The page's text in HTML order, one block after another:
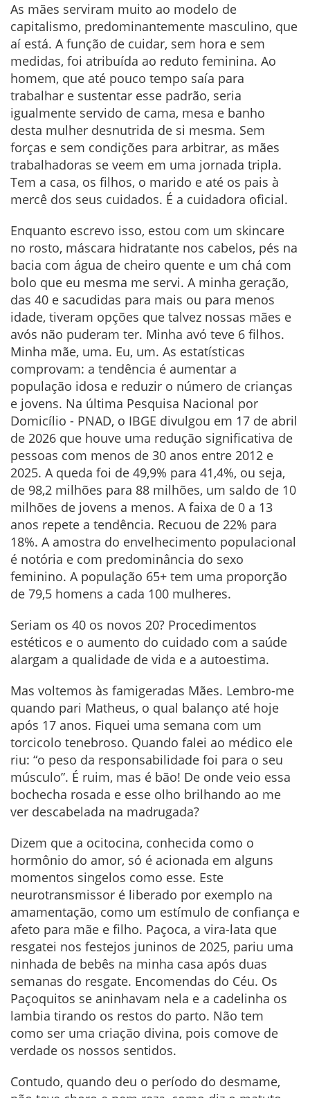
As mães serviram muito ao modelo de
capitalismo, predominantemente masculino, que
aí está. A função de cuidar, sem hora e sem
medidas, foi atribuída ao reduto feminina. Ao
homem, que até pouco tempo saía para
trabalhar e sustentar esse padrão, seria
igualmente servido de cama, mesa e banho
desta mulher desnutrida de si mesma. Sem
forças e sem condições para arbitrar, as mães
trabalhadoras se veem em uma jornada tripla.
Tem a casa, os filhos, o marido e até os pais à
mercê dos seus cuidados. É a cuidadora oficial.
Enquanto escrevo isso, estou com um skincare
no rosto, máscara hidratante nos cabelos, pés na
bacia com água de cheiro quente e um chá com
bolo que eu mesma me servi. A minha geração,
das 40 e sacudidas para mais ou para menos
idade, tiveram opções que talvez nossas mães e
avós não puderam ter. Minha avó teve 6 filhos.
Minha mãe, uma. Eu, um. As estatísticas
comprovam: a tendência é aumentar a
população idosa e reduzir o número de crianças
e jovens. Na última Pesquisa Nacional por
Domicílio - PNAD, o IBGE divulgou em 17 de abril
de 2026 que houve uma redução significativa de
pessoas com menos de 30 anos entre 2012 e
2025. A queda foi de 49,9% para 41,4%, ou seja,
de 98,2 milhões para 88 milhões, um saldo de 10
milhões de jovens a menos. A faixa de 0 a 13
anos repete a tendência. Recuou de 22% para
18%. A amostra do envelhecimento populacional
é notória e com predominância do sexo
feminino. A população 65+ tem uma proporção
de 79,5 homens a cada 100 mulheres.
Seriam os 40 os novos 20? Procedimentos
estéticos e o aumento do cuidado com a saúde
alargam a qualidade de vida e a autoestima.
Mas voltemos às famigeradas Mães. Lembro-me
quando pari Matheus, o qual balanço até hoje
após 17 anos. Fiquei uma semana com um
torcicolo tenebroso. Quando falei ao médico ele
riu: “o peso da responsabilidade foi para o seu
músculo”. É ruim, mas é bão! De onde veio essa
bochecha rosada e esse olho brilhando ao me
ver descabelada na madrugada?
Dizem que a ocitocina, conhecida como o
hormônio do amor, só é acionada em alguns
momentos singelos como esse. Este
neurotransmissor é liberado por exemplo na
amamentação, como um estímulo de confiança e
afeto para mãe e filho. Paçoca, a vira-lata que
resgatei nos festejos juninos de 2025, pariu uma
ninhada de bebês na minha casa após duas
semanas do resgate. Encomendas do Céu. Os
Paçoquitos se aninhavam nela e a cadelinha os
lambia tirando os restos do parto. Não tem
como ser uma criação divina, pois comove de
verdade os nossos sentidos.
Contudo, quando deu o período do desmame,